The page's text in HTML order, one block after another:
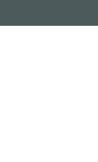
Hauptinhalt